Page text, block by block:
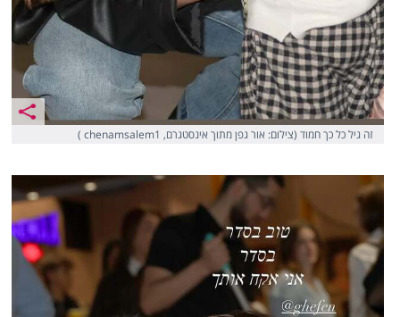
זה גיל כל כך חמוד (צילום: אור גפן מתוך אינסטגרם, chenamsalem1 )